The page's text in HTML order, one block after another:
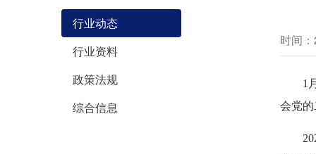
行业动态
行业资料
政策法规
综合信息
时间
1月
会党的
2023